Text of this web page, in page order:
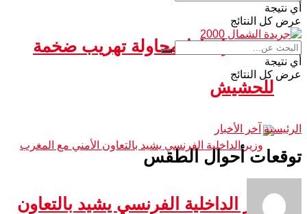
سبتة.. إحباط محاولة تهريب ضخمة
للحشيش
وزير الداخلية الفرنسي يشيد بالتعاون
أي نتيجة
عرض كل النتائج
أي نتيجة
عرض كل النتائج
الرئيسية آخر الأخبار
توقعات أحوال الطقس